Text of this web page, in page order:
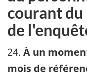
courant du
de
24. À un
mois de